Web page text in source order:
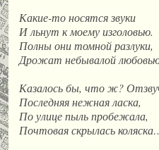
Какие-то носятся звуки
И льнут к моему изголовью.
Полны они томной разлуки,
Дрожат небывалой
Казалось бы, что ж?
Последняя нежная ласка,
По улице пыль пробежала,
Почтовая скрылась